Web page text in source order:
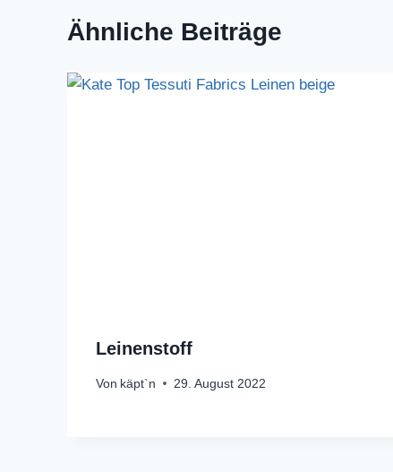
Ähnliche Beiträge
Leinenstoff
Von käpt`n 29. August 2022